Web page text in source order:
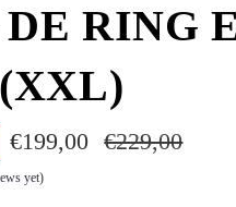
RING
€199,00
Regular
price
€229,00
yet)